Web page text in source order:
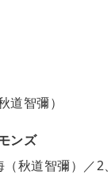
道智彌）
ンズ
秋道智彌）／